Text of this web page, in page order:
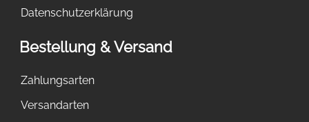
Datenschutzerklärung
Bestellung & Versand
Zahlungsarten
Versandarten